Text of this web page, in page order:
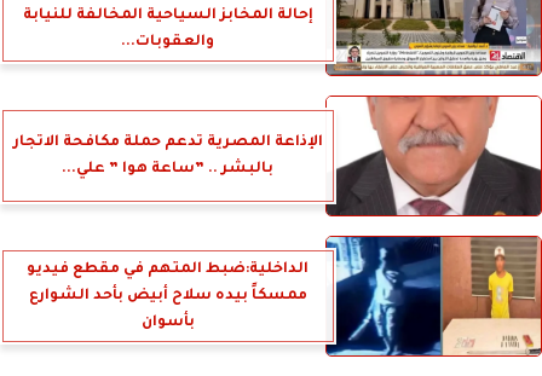
إحالة المخابز السياحية المخالفة للنيابة
والعقوبات...
الإذاعة المصرية تدعم حملة مكافحة الاتجار
بالبشر .. ”ساعة هوا ” علي...
الداخلية:ضبط المتهم في مقطع فيديو
ممسكاً بيده سلاح أبيض بأحد الشوارع
بأسوان